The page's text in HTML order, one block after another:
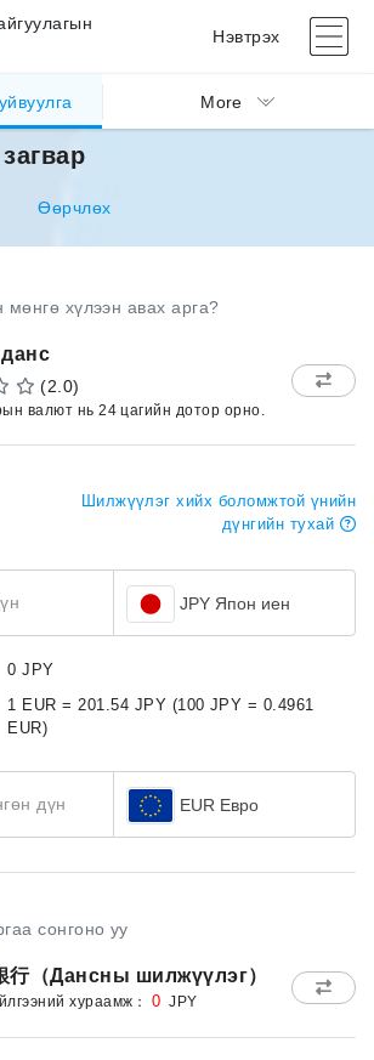
Нэвтрэх
More
Өөрчлөх
мөнгө хүлээн авах арга?
(2.0)
валют нь 24 цагийн дотор орно.
Шилжүүлэг хийх боломжтой үнийн
дүнгийн тухай
JPY Япон иен
0 JPY
1 EUR = 201.54 JPY (100 JPY = 0.4961
EUR)
дүн EUR Евро
сонгоно уу
行（Дансны шилжүүлэг）
хураамж： 0 JPY